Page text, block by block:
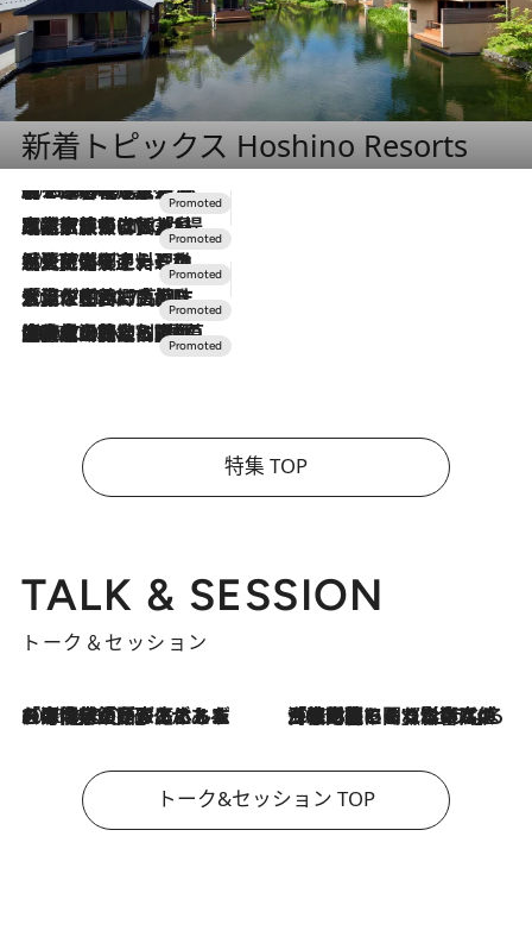
新着トピックス Hoshino Resorts
2026.8.7
【トンボの足水浴】ヒノキの香りに包まれて涼感マックス！約13℃の湧水かけ流しを避暑地「星野温泉 トンボの湯」で体験
2026.7.31
【ホテル帰省】という選択肢をOMOが提案。家族とほどよい距離を保つには「昼は実家、夜は気兼ねなくホテルで！」
2026.7.24
【夏限定ディナーコース】旬を迎える稚鮎や花ズッキーニなどをイタリア・トスカーナの郷土料理の手法で満喫！
2026.7.17
「土佐和ハーブかき氷」がOMO7高知に登場！生姜、山椒、大葉など目にも舌にも涼を呼ぶ郷土の味
2026.7.10
NEW OPEN！【界 草津】名湯の地に誕生。趣の異なる2種の温泉と上州ならではの会席・蕎麦割烹など美食を味わう究極の癒やし旅
特集 TOP
TALK & SESSION
トーク＆セッション
2026.8.3
「今後値上げがあるとすれば…」「リスクがあるのは今年の冬」エネルギー専門家が語る、ホルムズ海峡封鎖が家庭にもたらす“ある心配” 2026.8.3
「住宅建てられない…」「サーチャージ料の高値が続いている」ホルムズ海峡封鎖による影響はいつまで続く？《エネルギー専門家に聞く“どうなる日本の暮らし”》
トーク&セッション TOP